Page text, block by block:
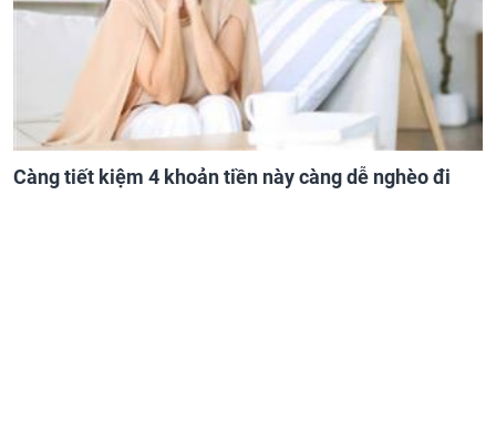
Càng tiết kiệm 4 khoản tiền này càng dễ nghèo đi